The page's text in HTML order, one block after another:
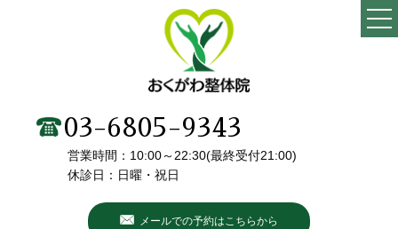
当院の特徴
施術メニュー・料金
院長・スタッフ紹介
03-6805-9343
営業時間：10:00～22:30(最終受付21:00)
休診日：日曜・祝日
メールでの予約はこちらから